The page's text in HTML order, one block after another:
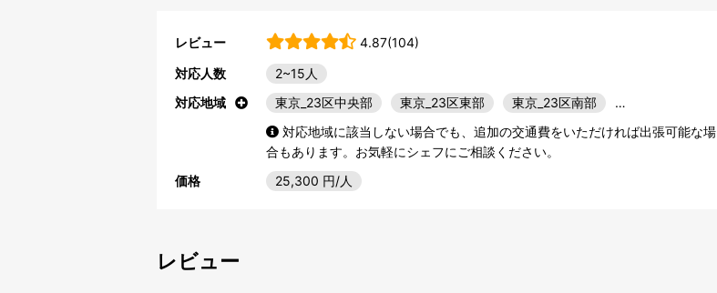
レビュー
4.87(104)
対応人数
2~15人
対応地域
東京_23区中央部 東京_23区東部 東京_23区南部
…
対応地域に該当しない場合でも、追加の交通費をいただければ出張可能な場
合もあります。お気軽にシェフにご相談ください。
価格
25,300 円/人
レビュー